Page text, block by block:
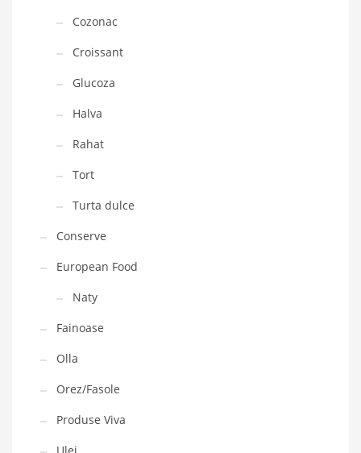
Cozonac
Croissant
Glucoza
Halva
Rahat
Tort
Turta dulce
Conserve
European Food
Naty
Fainoase
Olla
Orez/Fasole
Produse Viva